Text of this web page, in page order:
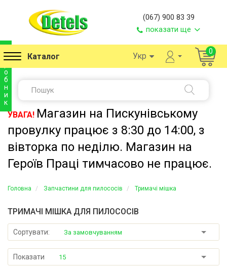
(067) 900 83 39
показати ще
Каталог Укр 0
УВАГА! Магазин на Пискунівському
провулку працює з 8:30 до 14:00, з
вівторка по неділю. Магазин на
Героїв Праці тимчасово не працює.
Головна Запчастини для пилососів Тримачі мішка
ТРИМАЧІ МІШКА ДЛЯ ПИЛОСОСІВ
Сортувати: За замовчуванням
Показати 15
и
о
б
н
и
к